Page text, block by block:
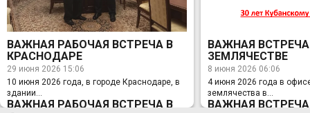
ВАЖНАЯ РАБОЧАЯ ВСТРЕЧА В
КРАСНОДАРЕ
29 июня 2026 15:06
10 июня 2026 года, в городе Краснодаре, в
здании...
ВАЖНАЯ РАБОЧАЯ ВСТРЕЧА В
ВАЖНАЯ
ЗЕМЛЯЧЕСТВЕ
8 июня 2026 06:06
4 июня 2026 года в
землячества в...
ВАЖНАЯ